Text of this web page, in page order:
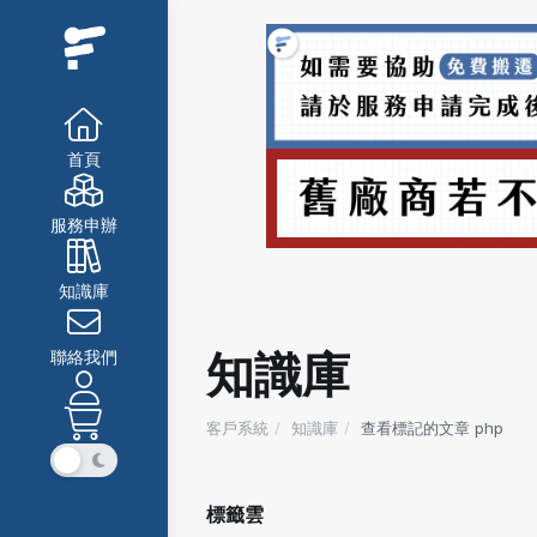
首頁
服務申辦
知識庫
聯絡我們 知識庫
客戶系統 知識庫 查看標記的文章 php
標籤雲